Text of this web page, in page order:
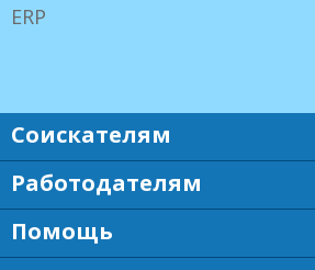
ERP
Соискателям
Работодателям
Помощь